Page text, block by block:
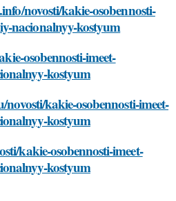
novosti/kakie-osobennosti-
nacionalnyy-kostyum
osobennosti-imeet-
kostyum
kakie-osobennosti-imeet-
kostyum
kakie-osobennosti-imeet-
kostyum